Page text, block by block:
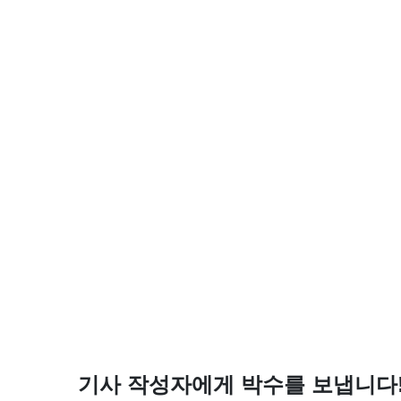
기사 작성자에게 박수를 보냅니